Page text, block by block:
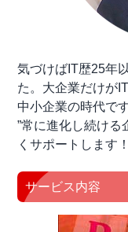
気づけばIT歴25年
た。大企業だけが
中小企業の時代です
”常に進化し続ける
くサポートします！
サービス内容